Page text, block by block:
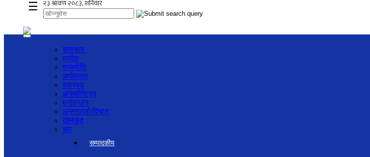
☰
समाचार
प्रदेश
राजनीति
अर्थतन्त्र
स्वास्थ्य
अन्तर्राष्ट्रिय
मनोरन्जन
अन्तरवार्ता/विचार
खेलकुद
थप
सम्पादकीय